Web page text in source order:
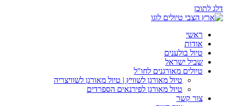
דלג לתוכן
ראשי
אודות
טיול בולענים
שביל ישראל
טיולים מאורגנים לחו"ל
טיול מאורגן לשוויץ | טיול מאורגן לשוויצריה
טיול מאורגן לפירנאים הספרדים
צור קשר